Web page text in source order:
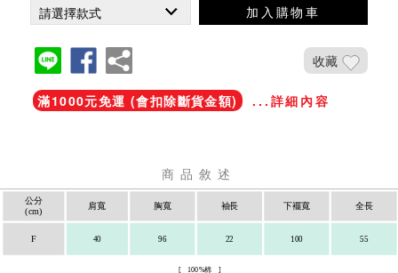
加入購物車
收藏
滿1000元免運 (會扣除斷貨金額) ...詳細內容
商品敘述